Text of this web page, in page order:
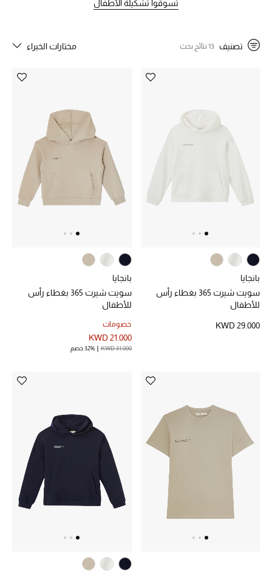
خصم حتى 70%
تسوقوا الآن
ما وصلنا حديثاً
الموسم الجديد
النساء
أحذية النسائية
الرجال
الجمال
جديد لدينا
النساء
تسوقوا تشكيلة الأطفال
تصنيف 13 نتائج بحث مختارات الخبراء
بانجايا
سويت شيرت 365 بغطاء رأس
للأطفال
KWD 29.000
بانجايا
سويت شيرت 365 بغطاء رأس
للأطفال
خصومات
KWD 21.000
KWD 31.000 32% خصم